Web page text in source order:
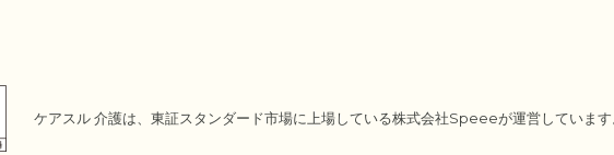
ケアスル 介護は、東証スタンダード市場に上場している株式会社Speeeが運営しています